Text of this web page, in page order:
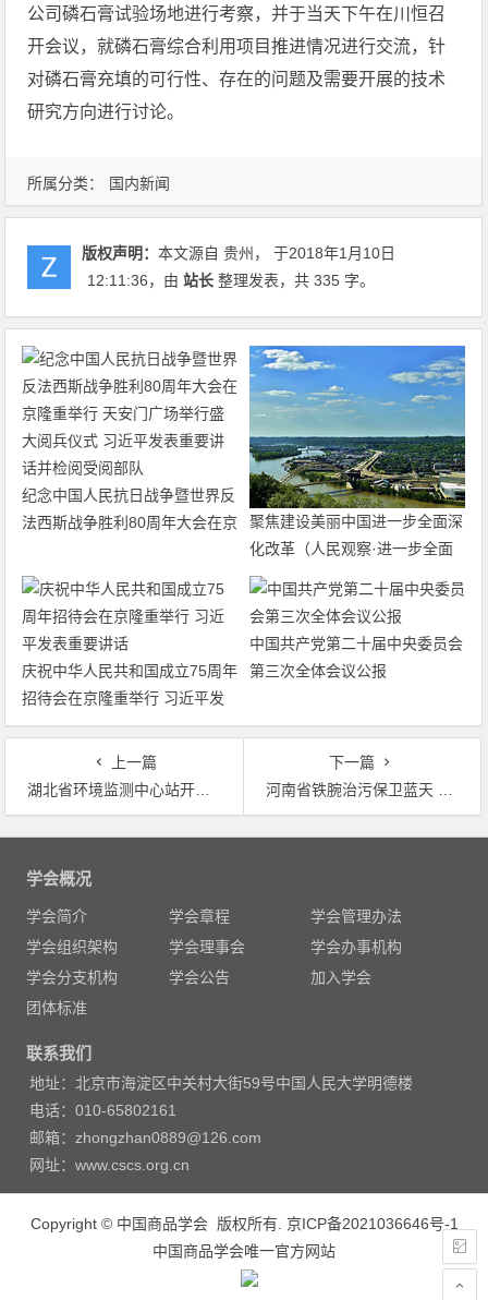
所属分类： 国内新闻
公司磷石膏试验场地进行考察，并于当天下午在川恒召
开会议，就磷石膏综合利用项目推进情况进行交流，针
对磷石膏充填的可行性、存在的问题及需要开展的技术
研究方向进行讨论。
版权声明：本文源自 贵州， 于2018年1月10日
12:11:36，由站长 整理发表，共 335 字。
纪念中国人民抗日战争暨世界反
法西斯战争胜利80周年大会在京
阅兵仪式 习近平发表重要讲话
聚焦建设美丽中国进一步全面深
化改革（人民观察·进一步全面
深化改革的“七个聚焦”）
庆祝中华人民共和国成立75周年
招待会在京隆重举行 习近平发
表重要讲话
中国共产党第二十届中央委员会
第三次全体会议公报
上一篇
湖北省环境监测中心站开展“水陆空一体化”环境应急监测演练
下一篇
河南省铁腕治污保卫蓝天 加强分析研判应对重污染天气
文
学会概况
学会简介 学会章程
学会管理办法
学会组织架构
学会理事会
学会办事机构
学会分支机构
学会公告
加入学会
团体标准
联系我们
地址：北京市海淀区中关村大街59号中国人民大学明德楼
电话：010-65802161
邮箱：zhongzhan0889@126.com
网址：www.cscs.org.cn
Copyright © 中国商品学会 版权所有. 京ICP备2021036646号-1
中国商品学会唯一官方网站